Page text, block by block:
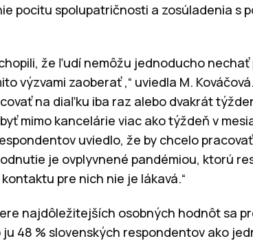
pocitu spolupatričnosti a zosúladenia s
že ľudí nemôžu jednoducho
výzvami zaoberať ,“ uviedla M.
na diaľku iba raz alebo dvakrát
mimo kancelárie viac ako týždeň v
uviedlo, že by chcelo
je ovplyvnené pandémiou, ktorú
pre nich nie je lákavá.“
najdôležitejších osobných hodnôt sa
48 % slovenských respondentov ako